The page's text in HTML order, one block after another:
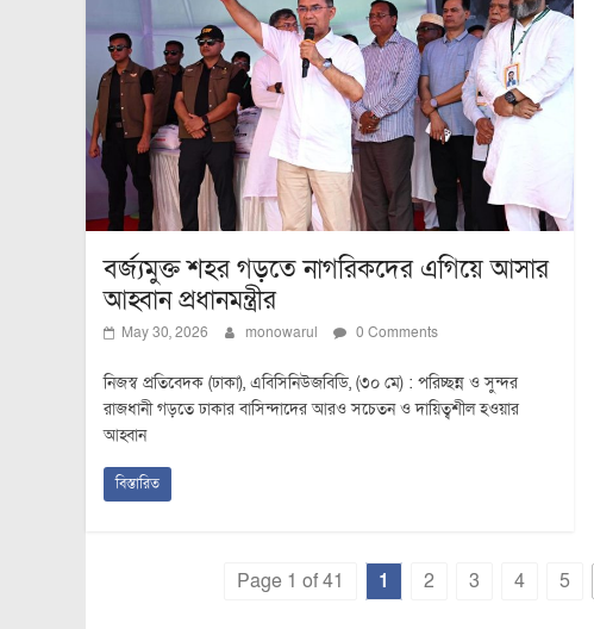
বর্জ্যমুক্ত শহর গড়তে নাগরিকদের এগিয়ে আসার
আহ্বান প্রধানমন্ত্রীর
May 30, 2026 monowarul 0 Comments
নিজস্ব প্রতিবেদক (ঢাকা), এবিসিনিউজবিডি, (৩০ মে) : পরিচ্ছন্ন ও সুন্দর
রাজধানী গড়তে ঢাকার বাসিন্দাদের আরও সচেতন ও দায়িত্বশীল হওয়ার
আহ্বান
বিস্তারিত
Page 1 of 41 1 2 3 4 5